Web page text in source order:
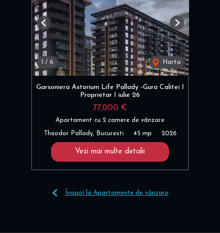
1 / 6 Harta
Previous Next
Garsoniera Astorium Life Pallady -Gura Calitei I
Proprietar I iulie 26
77,000 €
Apartament cu 2 camere de vânzare
Theodor Pallady, Bucuresti 45 mp 2026
Vezi mai multe detalii
Înapoi la Apartamente de vânzare